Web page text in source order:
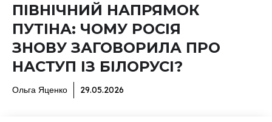
ПІВНІЧНИЙ НАПРЯМОК
ПУТІНА: ЧОМУ РОСІЯ
ЗНОВУ ЗАГОВОРИЛА ПРО
НАСТУП ІЗ БІЛОРУСІ?
Ольга Яценко 29.05.2026